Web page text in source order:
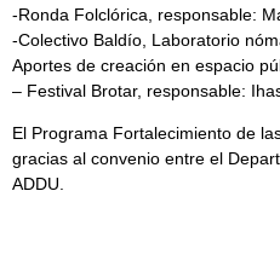
-Ronda Folclórica, responsable:
-Colectivo Baldío, Laboratorio
Aportes de creación en espacio
– Festival Brotar, responsable:
El Programa Fortalecimiento de
gracias al convenio entre el
ADDU.